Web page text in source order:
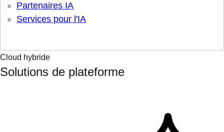
Partenaires IA
Services pour l'IA
Cloud hybride
Solutions de plateforme